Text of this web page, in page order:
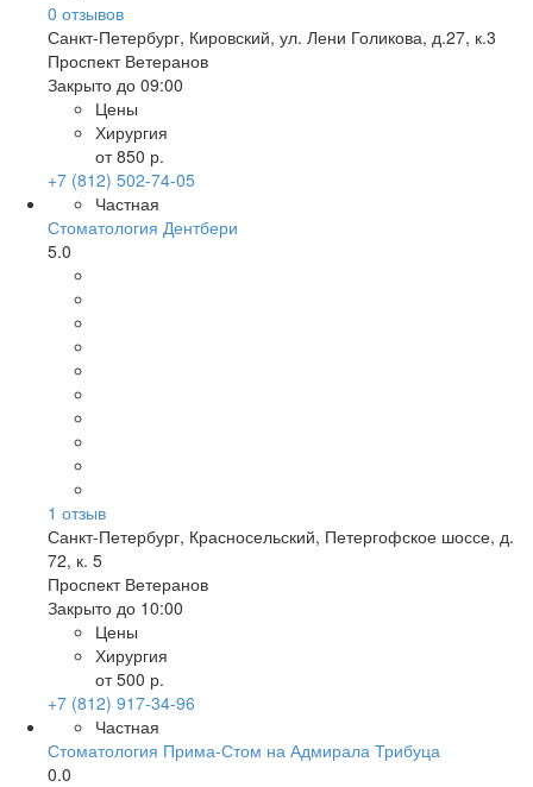
0 отзывов
Санкт-Петербург, Кировский, ул. Лени Голикова, д.27, к.3
Проспект Ветеранов
Закрыто до 09:00
Цены
Хирургия
от 850 р.
+7 (812) 502-74-05
Частная
Стоматология Дентбери
5.0
1 отзыв
Санкт-Петербург, Красносельский, Петергофское шоссе, д.
72, к. 5
Проспект Ветеранов
Закрыто до 10:00
Цены
Хирургия
от 500 р.
+7 (812) 917-34-96
Частная
Стоматология Прима-Стом на Адмирала Трибуца
0.0